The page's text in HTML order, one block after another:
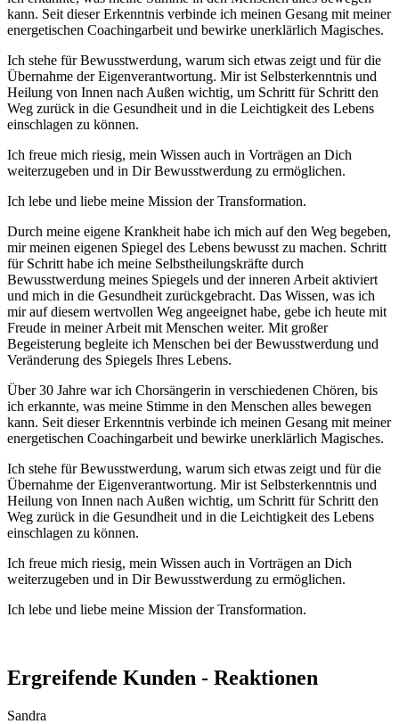
kann. Seit dieser Erkenntnis verbinde ich meinen Gesang mit meiner
energetischen Coachingarbeit und bewirke unerklärlich Magisches.
Ich stehe für Bewusstwerdung, warum sich etwas zeigt und für die
Übernahme der Eigenverantwortung. Mir ist Selbsterkenntnis und
Heilung von Innen nach Außen wichtig, um Schritt für Schritt den
Weg zurück in die Gesundheit und in die Leichtigkeit des Lebens
einschlagen zu können.
Ich freue mich riesig, mein Wissen auch in Vorträgen an Dich
weiterzugeben und in Dir Bewusstwerdung zu ermöglichen.
Ich lebe und liebe meine Mission der Transformation.
Durch meine eigene Krankheit habe ich mich auf den Weg begeben,
mir meinen eigenen Spiegel des Lebens bewusst zu machen. Schritt
für Schritt habe ich meine Selbstheilungskräfte durch
Bewusstwerdung meines Spiegels und der inneren Arbeit aktiviert
und mich in die Gesundheit zurückgebracht. Das Wissen, was ich
mir auf diesem wertvollen Weg angeeignet habe, gebe ich heute mit
Freude in meiner Arbeit mit Menschen weiter. Mit großer
Begeisterung begleite ich Menschen bei der Bewusstwerdung und
Veränderung des Spiegels Ihres Lebens.
Über 30 Jahre war ich Chorsängerin in verschiedenen Chören, bis
ich erkannte, was meine Stimme in den Menschen alles bewegen
kann. Seit dieser Erkenntnis verbinde ich meinen Gesang mit meiner
energetischen Coachingarbeit und bewirke unerklärlich Magisches.
Ich stehe für Bewusstwerdung, warum sich etwas zeigt und für die
Übernahme der Eigenverantwortung. Mir ist Selbsterkenntnis und
Heilung von Innen nach Außen wichtig, um Schritt für Schritt den
Weg zurück in die Gesundheit und in die Leichtigkeit des Lebens
einschlagen zu können.
Ich freue mich riesig, mein Wissen auch in Vorträgen an Dich
weiterzugeben und in Dir Bewusstwerdung zu ermöglichen.
Ich lebe und liebe meine Mission der Transformation.
Ergreifende Kunden - Reaktionen
Sandra